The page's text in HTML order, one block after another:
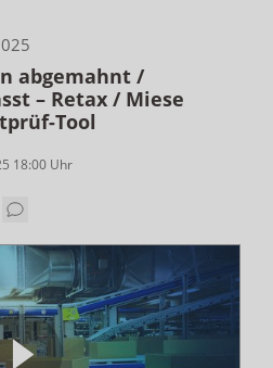
abgemahnt /
– Retax / Miese
Tool
18:00 Uhr